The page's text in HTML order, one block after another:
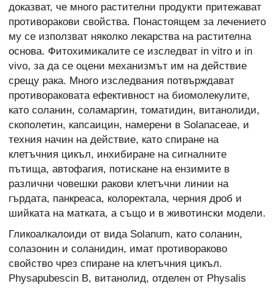
доказват, че много растителни продукти притежават
противоракови свойства. Понастоящем за лечението
му се използват няколко лекарства на растителна
основа. Фитохимикалите се изследват in vitro и in
vivo, за да се оцени механизмът им на действие
срещу рака. Много изследвания потвърждават
противораковата ефективност на биомолекулите,
като соланин, соламаргин, томатидин, витанолиди,
скополетин, капсаицин, намерени в Solanaceae, и
техния начин на действие, като спиране на
клетъчния цикъл, инхибиране на сигналните
пътища, автофагия, потискане на ензимите в
различни човешки ракови клетъчни линии на
гърдата, панкреаса, колоректала, черния дроб и
шийката на матката, а също и в животински модели.
Гликоалкалоиди от вида Solanum, като соланин,
солазонин и соланидин, имат противораково
свойство чрез спиране на клетъчния цикъл.
Physapubescin B, витанолид, отделен от Physalis